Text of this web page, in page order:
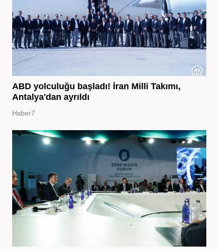
ABD yolculuğu başladı! İran Milli Takımı,
Antalya'dan ayrıldı
Haber7